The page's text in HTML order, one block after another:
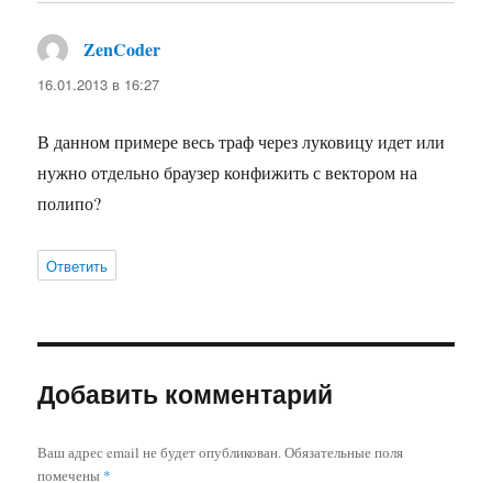
ZenCoder
16.01.2013 в 16:27
В данном примере весь траф через луковицу идет или
нужно отдельно браузер конфижить с вектором на
полипо?
Ответить
Добавить комментарий
Ваш адрес email не будет опубликован.Обязательные поля
помечены *